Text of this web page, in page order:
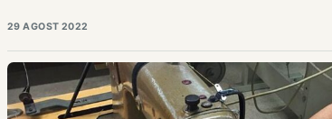
tastar la variada GASTRONOMÍA, i gaudir…
29 AGOST 2022